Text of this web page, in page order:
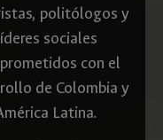
politólogos y
sociales
con el
de Colombia y
Latina.